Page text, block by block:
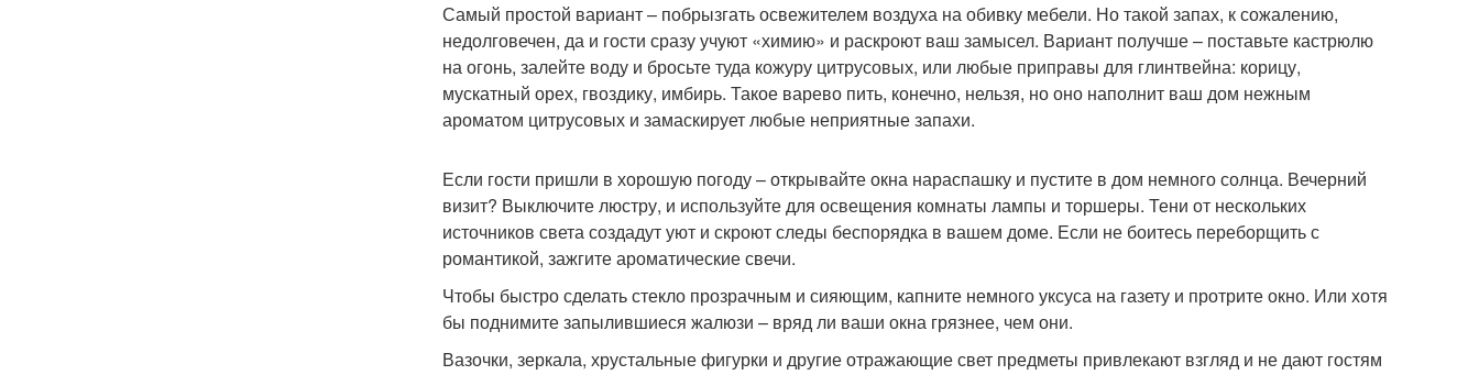
Самый простой вариант – побрызгать освежителем воздуха на обивку мебели. Но такой запах, к сожалению,
недолговечен, да и гости сразу учуют «химию» и раскроют ваш замысел. Вариант получше – поставьте кастрюлю
на огонь, залейте воду и бросьте туда кожуру цитрусовых, или любые приправы для глинтвейна: корицу,
мускатный орех, гвоздику, имбирь. Такое варево пить, конечно, нельзя, но оно наполнит ваш дом нежным
ароматом цитрусовых и замаскирует любые неприятные запахи.
Если гости пришли в хорошую погоду – открывайте окна нараспашку и пустите в дом немного солнца. Вечерний
визит? Выключите люстру, и используйте для освещения комнаты лампы и торшеры. Тени от нескольких
источников света создадут уют и скроют следы беспорядка в вашем доме. Если не боитесь переборщить с
романтикой, зажгите ароматические свечи.
Чтобы быстро сделать стекло прозрачным и сияющим, капните немного уксуса на газету и протрите окно. Или хотя
бы поднимите запылившиеся жалюзи – вряд ли ваши окна грязнее, чем они.
Вазочки, зеркала, хрустальные фигурки и другие отражающие свет предметы привлекают взгляд и не дают гостям